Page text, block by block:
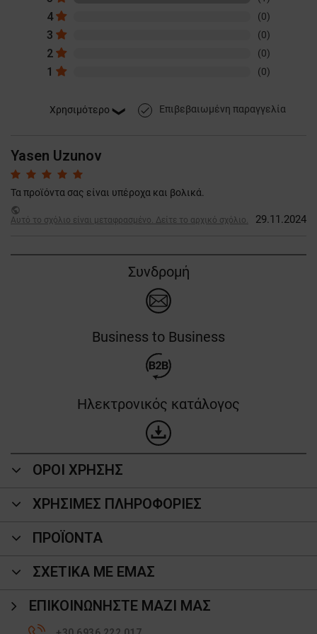
4 (0)
3 (0)
2 (0)
1 (0)
done Επιβεβαιωμένη παραγγελία
Yasen Uzunov
Τα προϊόντα σας είναι υπέροχα και βολικά.
public
Αυτό το σχόλιο είναι μεταφρασμένο. Δείτε το αρχικό σχόλιο.
29.11.2024
Συνδρομή
Business to Business
Ηλεκτρονικός κατάλογος
ΟΡΟΙ ΧΡΗΣΗΣ
ΧΡΗΣΙΜΕΣ ΠΛΗΡΟΦΟΡΙΕΣ
ΠΡΟΪΌΝΤΑ
ΣΧΕΤΙΚΑ ΜΕ ΕΜΑΣ
ΕΠΙΚΟΙΝΩΝΉΣΤΕ ΜΑΖΊ ΜΑΣ